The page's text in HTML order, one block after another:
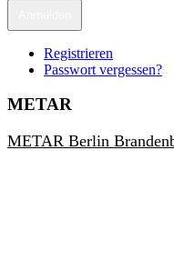
Registrieren
Passwort vergessen?
METAR
METAR Berlin